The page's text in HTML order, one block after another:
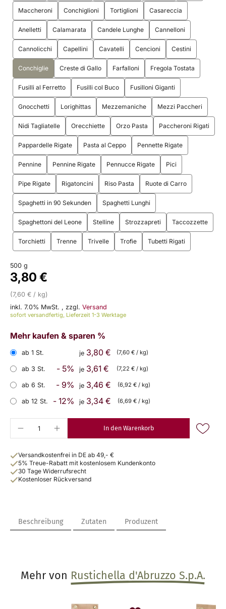
Maccheroni Conchiglioni Tortiglioni Casareccia
Anelletti Calamarata Candele Lunghe Cannelloni
Cannolicchi Capellini Cavatelli Cencioni Cestini
Conchiglie Creste di Gallo Farfalloni Fregola Tostata
Fusilli al Ferretto Fusilli col Buco Fusilloni Giganti
Gnocchetti Lorighittas Mezzemaniche Mezzi Paccheri
Nidi Tagliatelle Orecchiette Orzo Pasta Paccheroni Rigati
Pappardelle Rigate Pasta al Ceppo Pennette Rigate
Pennine Pennine Rigate Pennucce Rigate Pici
Pipe Rigate Rigatoncini Riso Pasta Ruote di Carro
Spaghetti in 90 Sekunden Spaghetti Lunghi
Spaghettoni del Leone Stelline Strozzapreti Taccozzette
Torchietti Trenne Trivelle Trofie Tubetti Rigati
500 g
3,80 €
(7,60 € / kg)
inkl. 7.0% MwSt. , zzgl. Versand
sofort versandfertig, Lieferzeit 1-3 Werktage
Mehr kaufen & sparen %
ab 1 St. je 3,80 € (7,60 € / kg)
ab 3 St. - 5% je 3,61 € (7,22 € / kg)
ab 6 St. - 9% je 3,46 € (6,92 € / kg)
ab 12 St. - 12% je 3,34 € (6,69 € / kg)
In den Warenkorb
Versandkostenfrei in DE ab 49,- €
5% Treue-Rabatt mit kostenlosem Kundenkonto
30 Tage Widerrufsrecht
Kostenloser Rückversand
Beschreibung Zutaten Produzent
Mehr von Rustichella d'Abruzzo S.p.A.